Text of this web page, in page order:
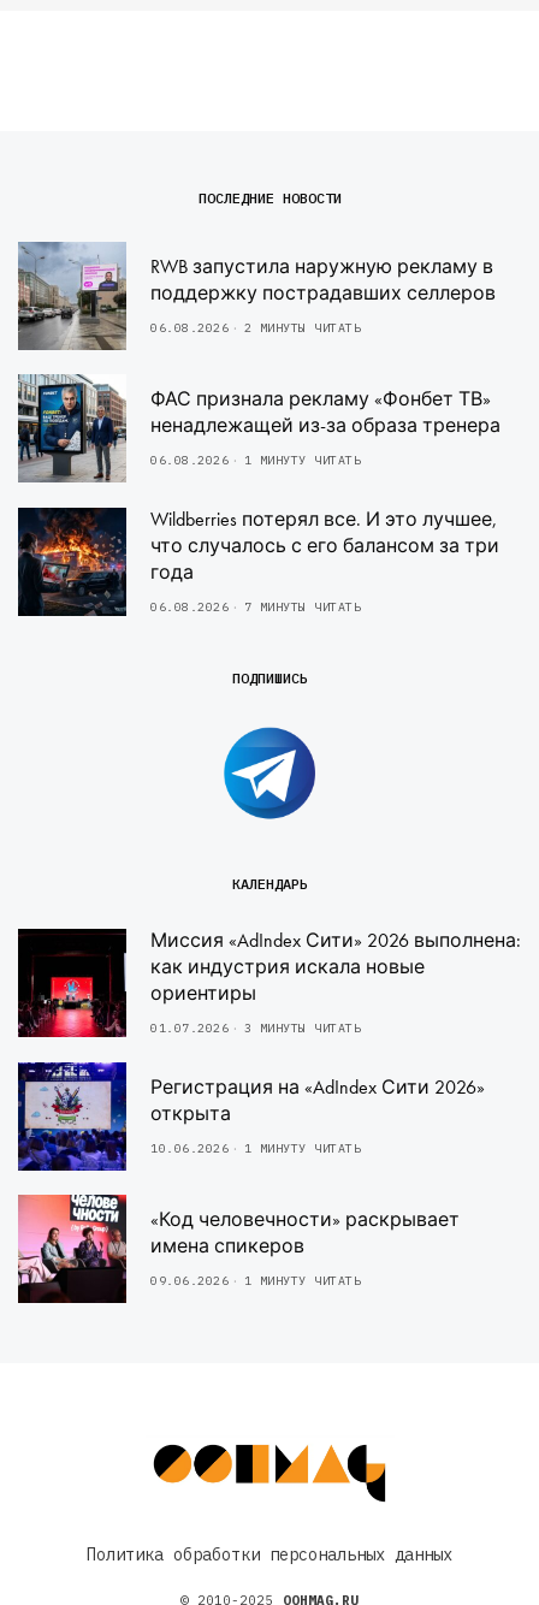
ПОСЛЕДНИЕ НОВОСТИ
RWB запустила наружную рекламу в
поддержку пострадавших селлеров
06.08.2026 2 МИНУТЫ ЧИТАТЬ
ФАС признала рекламу «Фонбет ТВ»
ненадлежащей из-за образа тренера
06.08.2026 1 МИНУТУ ЧИТАТЬ
Wildberries потерял все. И это лучшее,
что случалось с его балансом за три
года
06.08.2026 7 МИНУТЫ ЧИТАТЬ
ПОДПИШИСЬ
КАЛЕНДАРЬ
Миссия «AdIndex Сити» 2026 выполнена:
как индустрия искала новые
ориентиры
01.07.2026 3 МИНУТЫ ЧИТАТЬ
Регистрация на «AdIndex Сити 2026»
открыта
10.06.2026 1 МИНУТУ ЧИТАТЬ
«Код человечности» раскрывает
имена спикеров
09.06.2026 1 МИНУТУ ЧИТАТЬ
Политика обработки персональных данных
© 2010-2025 OOHMAG.RU